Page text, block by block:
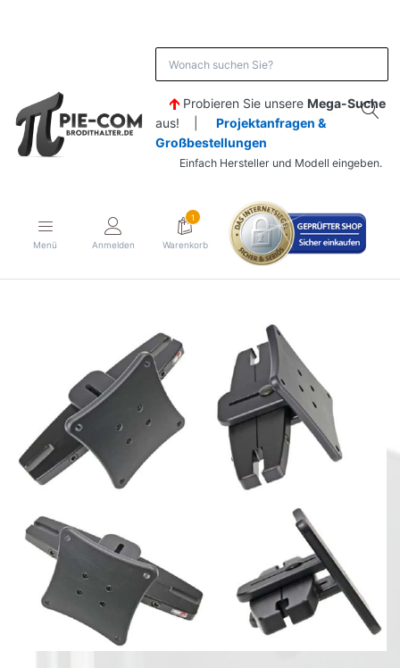
Probieren Sie unsere Mega-Suche
aus! | Projektanfragen &
Großbestellungen
Einfach Hersteller und Modell eingeben.
Menü Anmelden
1
Warenkorb